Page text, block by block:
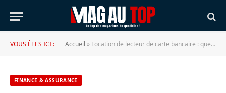
VOUS ÊTES ICI : Accueil » Location de lecteur de carte bancaire : quels bénéfices pour votre magasin ?
FINANCE & ASSURANCE